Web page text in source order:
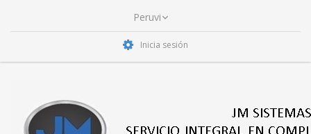
Inicia sesión